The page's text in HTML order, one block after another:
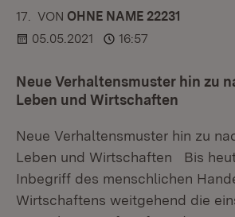
17. KOMMENTAR
VON :OHNE NAME 22231
05.05.2021
16:57
Neue Verhaltensmuster hin zu
Leben und Wirtschaften
Neue Verhaltensmuster hin zu
Leben und Wirtschaften Bis
Inbegriff des menschlichen
Wirtschaftens weitgehend die